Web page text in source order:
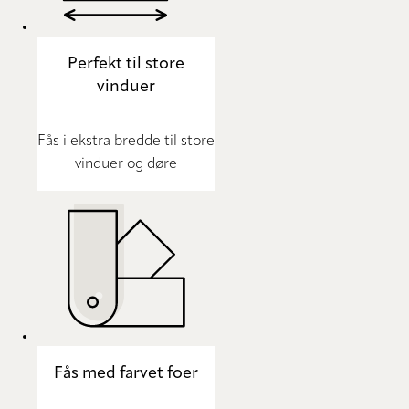
Perfekt til store
vinduer
Fås i ekstra bredde til store
vinduer og døre
Fås med farvet foer